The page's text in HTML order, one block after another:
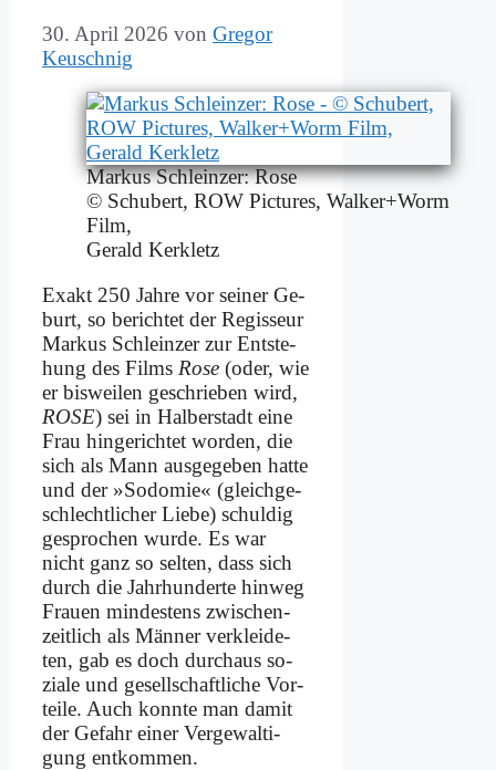
30. April 2026 von Gregor
Keuschnig
Mar­kus Sch­lein­zer: Ro­se
© Schu­bert, ROW Pic­tures, Walker+Worm
Film,
Ge­rald Ker­kletz
Ex­akt 250 Jah­re vor sei­ner Ge­
burt, so be­rich­tet der Re­gis­seur
Mar­kus Sch­lein­zer zur Ent­ste­
hung des Films Ro­se (oder, wie
er bis­wei­len ge­schrie­ben wird,
ROSE) sei in Hal­ber­stadt ei­ne
Frau hin­ge­rich­tet wor­den, die
sich als Mann aus­ge­ge­ben hat­te
und der »So­do­mie« (gleich­ge­
schlecht­li­cher Lie­be) schul­dig
ge­spro­chen wur­de. Es war
nicht ganz so sel­ten, dass sich
durch die Jahr­hun­der­te hin­weg
Frau­en min­de­stens zwi­schen­
zeit­lich als Män­ner ver­klei­de­
ten, gab es doch durch­aus so­
zia­le und ge­sell­schaft­li­che Vor­
tei­le. Auch konn­te man da­mit
der Ge­fahr ei­ner Ver­ge­wal­ti­
gung ent­kom­men.